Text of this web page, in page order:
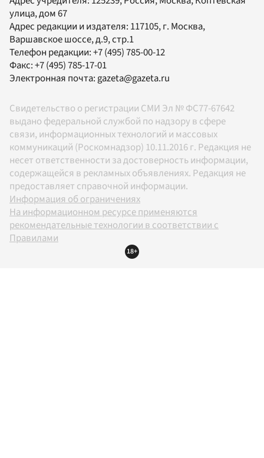
улица, дом 67
Адрес редакции и издателя: 117105, г. Москва,
Варшавское шоссе, д.9, стр.1
Телефон редакции:+7 (495) 785-00-12
Факс:+7 (495) 785-17-01
Электронная почта:gazeta@gazeta.ru
Свидетельство о регистрации СМИ Эл № ФС77-67642
выдано федеральной службой по надзору в сфере
связи, информационных технологий и массовых
коммуникаций (Роскомнадзор) 10.11.2016 г. Редакция не
несет ответственности за достоверность информации,
содержащейся в рекламных объявлениях. Редакция не
предоставляет справочной информации.
Информация об ограничениях
На информационном ресурсе применяются
рекомендательные технологии в соответствии с
Правилами
18+